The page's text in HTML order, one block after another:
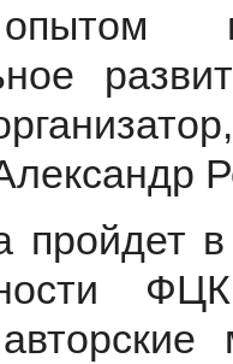
пройдет